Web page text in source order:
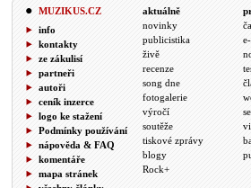
MUZIKUS.CZ
info
kontakty
ze zákulisí
partneři
autoři
ceník inzerce
logo ke stažení
Podmínky používání
nápověda & FAQ
komentáře
mapa stránek
aktuálně
novinky
publicistika
živě
recenze
song dne
fotogalerie
výročí
soutěže
tiskové zprávy
blogy
Rock+